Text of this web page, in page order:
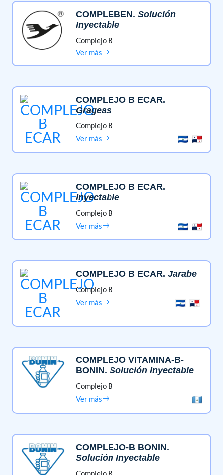
COMPLEBEN.Solución
Inyectable
Complejo B
Ver más
COMPLEJO B ECAR.
Grageas
Complejo B
Ver más
COMPLEJO B ECAR.
Inyectable
Complejo B
Ver más
COMPLEJO B ECAR.Jarabe
Complejo B
Ver más
COMPLEJO VITAMINA-B-
BONIN.Solución Inyectable
Complejo B
Ver más
COMPLEJO-B BONIN.
Solución Inyectable
Complejo B